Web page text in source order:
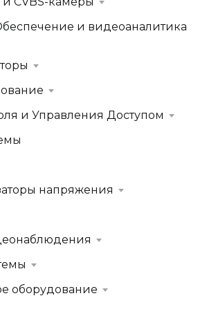
и видеоаналитика
и Управления Доступом
напряжения
оборудование